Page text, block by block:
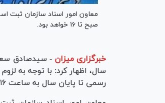
صبح تا ۱۶ خواهد بود.
خبرگزاری میزان - سیدصادق
سال، اظهار کرد: با توجه به
رسمی تا پایان سال به ساعت ۱۶ افزایش پیدا کرد.